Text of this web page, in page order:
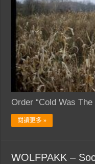
Order “Cold Was
閱讀更多 »
WOLFPAKK –